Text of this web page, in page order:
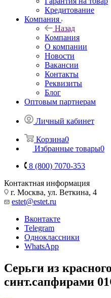
Кредитование
Компания
Назад
Компания
О компании
Новости
Вакансии
Контакты
Реквизиты
Блог
Оптовым партнерам
Личный кабинет
Корзина0
Избранные товары0
8 (800) 7070-353
Контактная информация
г. Москва, ул. Веткина, 4
estet@estet.ru
Вконтакте
Telegram
Одноклассники
WhatsApp
Серьги из
синт.сапфирами